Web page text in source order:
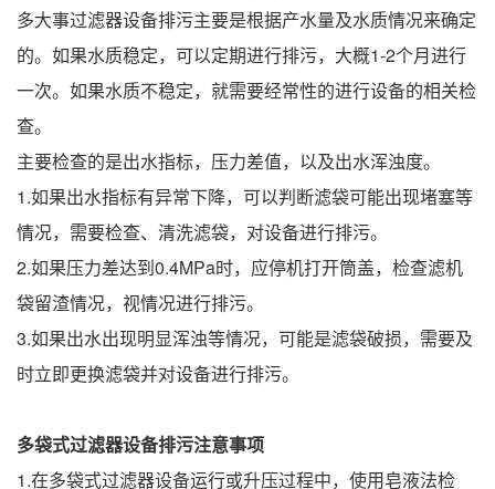
多大事过滤器设备排污主要是根据产水量及水质情况来确定
的。如果水质稳定，可以定期进行排污，大概1-2个月进行
一次。如果水质不稳定，就需要经常性的进行设备的相关检
查。
主要检查的是出水指标，压力差值，以及出水浑浊度。
1.如果出水指标有异常下降，可以判断滤袋可能出现堵塞等
情况，需要检查、清洗滤袋，对设备进行排污。
2.如果压力差达到0.4MPa时，应停机打开筒盖，检查滤机
袋留渣情况，视情况进行排污。
3.如果出水出现明显浑浊等情况，可能是滤袋破损，需要及
时立即更换滤袋并对设备进行排污。
多袋式过滤器设备排污注意事项
1.在多袋式过滤器设备运行或升压过程中，使用皂液法检